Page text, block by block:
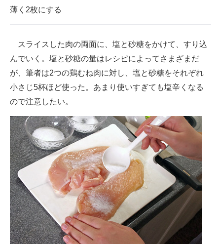
薄く2枚にする
スライスした肉の両面に、塩と砂糖をかけて、すり込
んでいく。塩と砂糖の量はレシピによってさまざまだ
が、筆者は2つの鶏むね肉に対し、塩と砂糖をそれぞれ
小さじ5杯ほど使った。あまり使いすぎても塩辛くなる
ので注意したい。